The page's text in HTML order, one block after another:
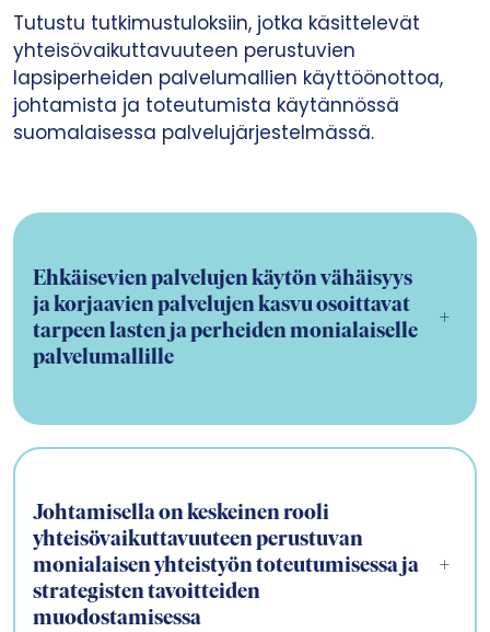
Tutustu tutkimustuloksiin, jotka käsittelevät
yhteisövaikuttavuuteen perustuvien
lapsiperheiden palvelumallien käyttöönottoa,
johtamista ja toteutumista käytännössä
suomalaisessa palvelujärjestelmässä.
Ehkäisevien palvelujen käytön vähäisyys
ja korjaavien palvelujen kasvu osoittavat
tarpeen lasten ja perheiden monialaiselle
palvelumallille
+
Johtamisella on keskeinen rooli
yhteisövaikuttavuuteen perustuvan
monialaisen yhteistyön toteutumisessa ja
strategisten tavoitteiden
muodostamisessa
+